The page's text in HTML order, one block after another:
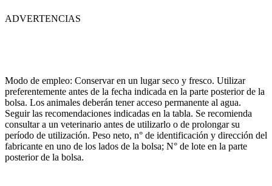
ADVERTENCIAS
Modo de empleo: Conservar en un lugar seco y fresco. Utilizar
preferentemente antes de la fecha indicada en la parte posterior de la
bolsa. Los animales deberán tener acceso permanente al agua.
Seguir las recomendaciones indicadas en la tabla. Se recomienda
consultar a un veterinario antes de utilizarlo o de prolongar su
período de utilización. Peso neto, n° de identificación y dirección del
fabricante en uno de los lados de la bolsa; N° de lote en la parte
posterior de la bolsa.